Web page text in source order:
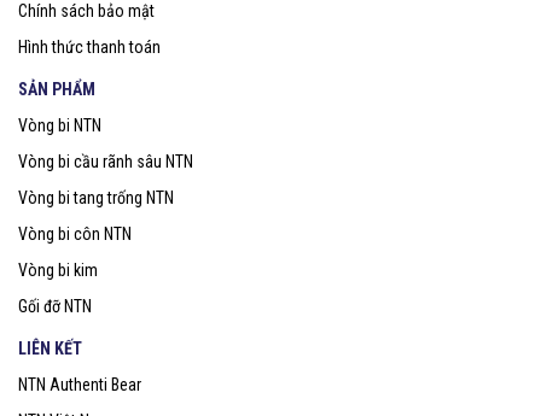
Chính sách bảo mật
Hình thức thanh toán
SẢN PHẨM
Vòng bi NTN
Vòng bi cầu rãnh sâu NTN
Vòng bi tang trống NTN
Vòng bi côn NTN
Vòng bi kim
Gối đỡ NTN
LIÊN KẾT
NTN Authenti Bear